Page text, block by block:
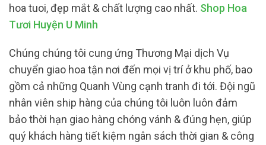
hoa tuoi, đẹp mắt & chất lượng cao nhất. Shop Hoa
Tươi Huyện U Minh
Chúng chúng tôi cung ứng Thương Mại dịch Vụ
chuyển giao hoa tận nơi đến mọi vị trí ở khu phố, bao
gồm cả những Quanh Vùng cạnh tranh đi tới. Đội ngũ
nhân viên ship hàng của chúng tôi luôn luôn đảm
bảo thời hạn giao hàng chóng vánh & đúng hẹn, giúp
quý khách hàng tiết kiệm ngân sách thời gian & công